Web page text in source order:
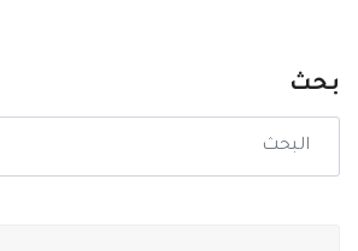
بحث